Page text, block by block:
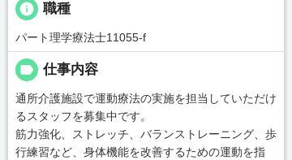
info 職種
パート理学療法士11055-f
label 仕事内容
通所介護施設で運動療法の実施を担当していただけ
るスタッフを募集中です。
筋力強化、ストレッチ、バランストレーニング、歩
行練習など、身体機能を改善するための運動を指